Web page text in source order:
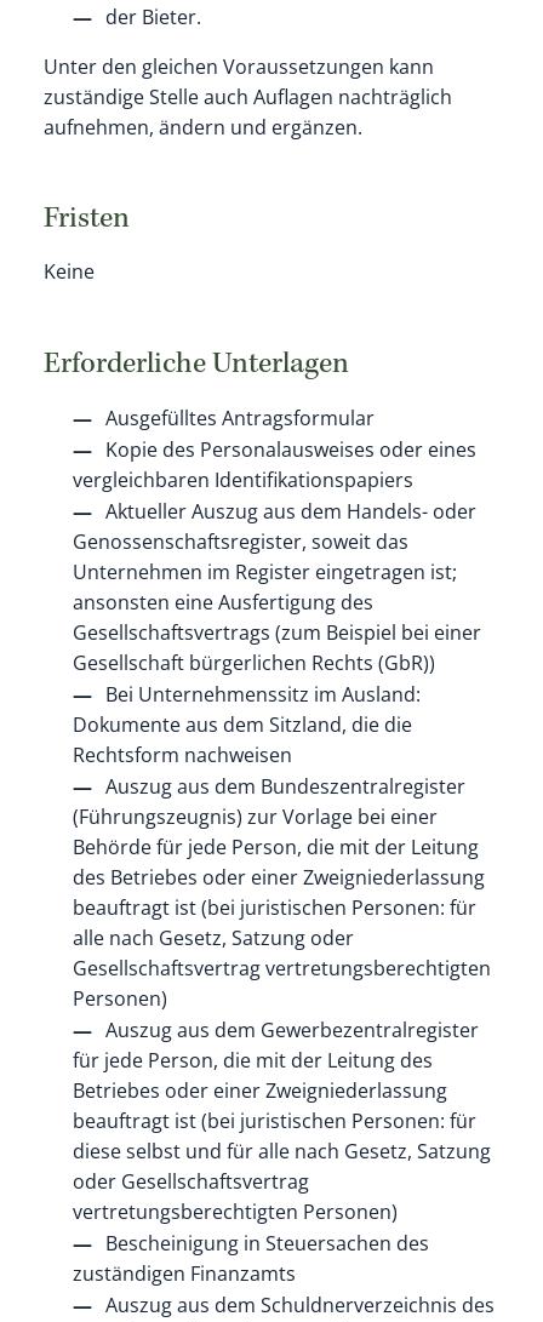
der Bieter.
Unter den gleichen Voraussetzungen kann
zuständige Stelle auch Auflagen nachträglich
aufnehmen, ändern und ergänzen.
Fristen
Keine
Erforderliche Unterlagen
Ausgefülltes Antragsformular
Kopie des Personalausweises oder eines
vergleichbaren Identifikationspapiers
Aktueller Auszug aus dem Handels- oder
Genossenschaftsregister, soweit das
Unternehmen im Register eingetragen ist;
ansonsten eine Ausfertigung des
Gesellschaftsvertrags (zum Beispiel bei einer
Gesellschaft bürgerlichen Rechts (GbR))
Bei Unternehmenssitz im Ausland:
Dokumente aus dem Sitzland, die die
Rechtsform nachweisen
Auszug aus dem Bundeszentralregister
(Führungszeugnis) zur Vorlage bei einer
Behörde für jede Person, die mit der Leitung
des Betriebes oder einer Zweigniederlassung
beauftragt ist (bei juristischen Personen: für
alle nach Gesetz, Satzung oder
Gesellschaftsvertrag vertretungsberechtigten
Personen)
Auszug aus dem Gewerbezentralregister
für jede Person, die mit der Leitung des
Betriebes oder einer Zweigniederlassung
beauftragt ist (bei juristischen Personen: für
diese selbst und für alle nach Gesetz, Satzung
oder Gesellschaftsvertrag
vertretungsberechtigten Personen)
Bescheinigung in Steuersachen des
zuständigen Finanzamts
Auszug aus dem Schuldnerverzeichnis des